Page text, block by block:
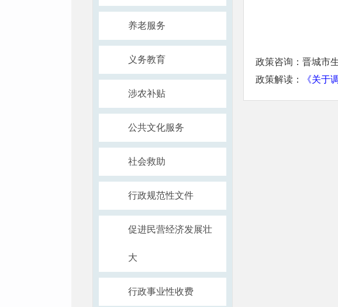
养老服务
义务教育
涉农补贴
公共文化服务
社会救助
行政规范性文件
促进民营经济发展壮
大
行政事业性收费
政策咨询：晋城
政策解读：
《关于